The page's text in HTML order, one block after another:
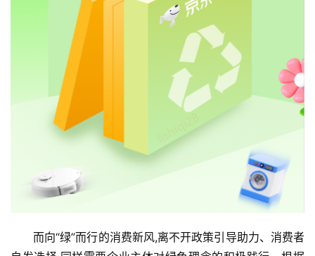
而向“绿”而行的消费新风,离不开政策引导助力、消费者